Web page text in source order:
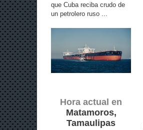
que Cuba reciba crudo de
un petrolero ruso ...
Hora actual en
Matamoros,
Tamaulipas